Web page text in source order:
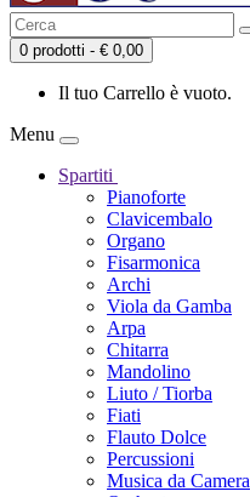
0 prodotti - € 0,00
Il tuo Carrello è vuoto.
Menu
Spartiti
Pianoforte
Clavicembalo
Organo
Fisarmonica
Archi
Viola da Gamba
Arpa
Chitarra
Mandolino
Liuto / Tiorba
Fiati
Flauto Dolce
Percussioni
Musica da Camera